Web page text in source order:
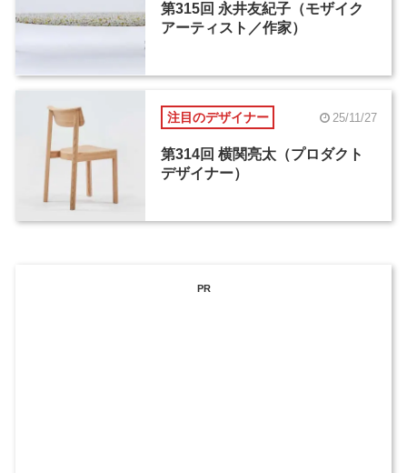
第315回 永井友紀子（モザイク
アーティスト／作家）
注目のデザイナー 25/11/27
第314回 横関亮太（プロダクト
デザイナー）
PR